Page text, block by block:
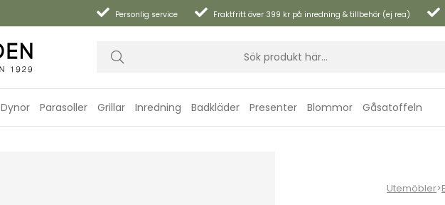
Personlig service Fraktfritt över 399 kr på inredning & tillbehör (ej rea)
Dynor Parasoller Grillar Inredning Badkläder Presenter Blommor Gåsatoffeln
Utemöbler>